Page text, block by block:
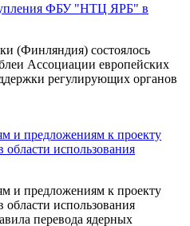
ФБУ "НТЦ ЯРБ" в
(Финляндия) состоялось
Ассоциации европейских
регулирующих органов
и предложениям к проекту
использования
и предложениям к проекту
использования
перевода ядерных